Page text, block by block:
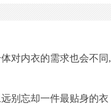
对内衣的需求也会不同,
别忘却一件最贴身的衣